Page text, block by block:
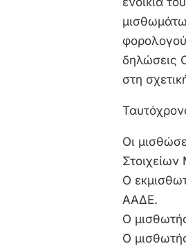
δηλώσεις
στη
Οι
Ο
ΑΑΔΕ.
Ο
Ο